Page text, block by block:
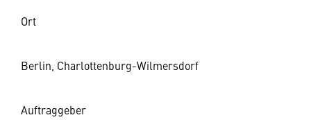
Ort
Berlin, Charlottenburg-Wilmersdorf
Auftraggeber